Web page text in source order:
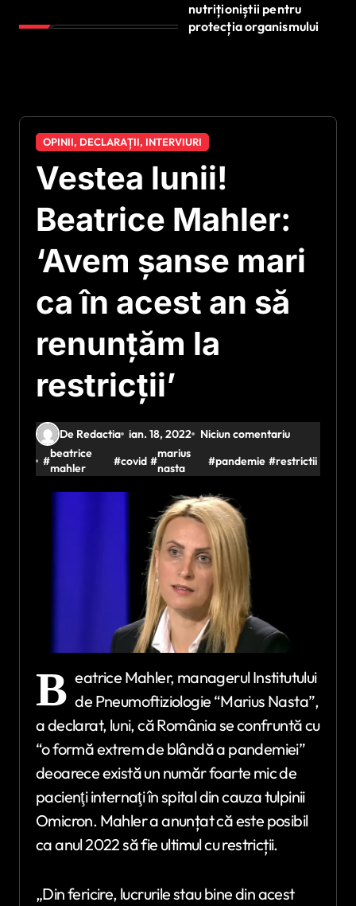
nutriționiștii pentru
protecția organismului
OPINII, DECLARAȚII, INTERVIURI
Vestea lunii!
Beatrice Mahler:
‘Avem şanse mari
ca în acest an să
renunţăm la
restricţii’
De Redactia ian. 18, 2022
Niciun comentariu
#
beatrice
mahler
#covid #
marius
nasta
#pandemie #restrictii
B eatrice Mahler, managerul Institutului
de Pneumoftiziologie “Marius Nasta”,
a declarat, luni, că România se confruntă cu
“o formă extrem de blândă a pandemiei”
deoarece există un număr foarte mic de
pacienţi internaţi în spital din cauza tulpinii
Omicron. Mahler a anunțat că este posibil
ca anul 2022 să fie ultimul cu restricții.
„Din fericire, lucrurile stau bine din acest